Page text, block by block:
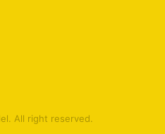
All right reserved.